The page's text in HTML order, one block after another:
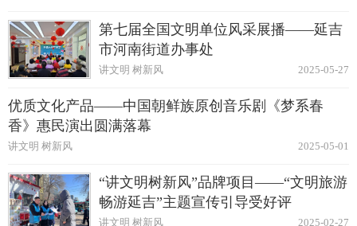
第七届全国文明单位风采展播——延吉
市河南街道办事处
2025-05-27
讲文明 树新风
优质文化产品——中国朝鲜族原创音乐剧《梦系春
香》惠民演出圆满落幕
2025-05-01
讲文明 树新风
“讲文明树新风”品牌项目——“文明旅游
畅游延吉”主题宣传引导受好评
2025-02-27
讲文明 树新风